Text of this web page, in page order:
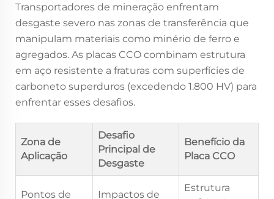
Transportadores de mineração enfrentam
desgaste severo nas zonas de transferência que
manipulam materiais como minério de ferro e
agregados. As placas CCO combinam estrutura
em aço resistente a fraturas com superfícies de
carboneto superduros (excedendo 1.800 HV) para
enfrentar esses desafios.
Zona de
Aplicação
Desafio
Principal de
Desgaste
Benefício da
Placa CCO
Pontos de
Impactos de
Estrutura